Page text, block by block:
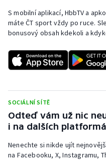
Short track
Sportovní střelba
Triatlon
Veslování
Vodní slalom
S mobilní aplikací, HbbTV a
máte ČT sport vždy po ruce.
bonusový obsah kdekoli a
SOCIÁLNÍ SÍTĚ
Odteď vám už nic
i na dalších
Nenechte si nikde ujít
na Facebooku, X, Instagramu,